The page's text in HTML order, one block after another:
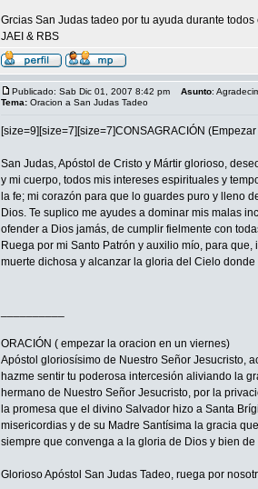
Grcias San Judas tadeo por tu ayuda durante todos
JAEI & RBS
Publicado: Sab Dic 01, 2007 8:42 pm Asunto:
Tema: Oracion a San Judas Tadeo
[size=9][size=7][size=7]CONSAGRACIÓN
San Judas, Apóstol de Cristo y Mártir glorioso,
y mi cuerpo, todos mis intereses espirituales y
la fe; mi corazón para que lo guardes puro y lleno
Dios. Te suplico me ayudes a dominar mis malas
ofender a Dios jamás, de cumplir fielmente con
Ruega por mi Santo Patrón y auxilio mío, para
muerte dichosa y alcanzar la gloria del Cielo
ORACIÓN ( empezar la oracion en un viernes)
Apóstol gloriosísimo de Nuestro Señor Jesucristo,
hazme sentir tu poderosa intercesión aliviando la
hermano de Nuestro Señor Jesucristo, por la
la promesa que el divino Salvador hizo a Santa
misericordias y de su Madre Santísima la gracia
siempre que convenga a la gloria de Dios y bien de
Glorioso Apóstol San Judas Tadeo, ruega por